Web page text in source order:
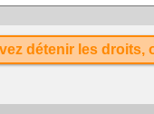
détenir les